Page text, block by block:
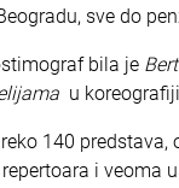
sve do
bila je
u
140 predstava,
i veoma